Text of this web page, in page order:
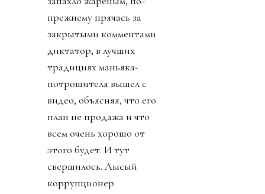
прежнему прячась за
закрытыми комментами
диктатор, в лучших
традициях маньяка-
потрошителя вышел с
видео, объясняя, что его
план не продажа и что
всем очень хорошо от
этого будет. И тут
свершилось. Лысый
коррупционер